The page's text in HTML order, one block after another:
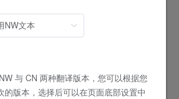
，使对手变为恶魔的爪牙。
与 CN 两种翻译版本，您可以根据您
的版本，选择后可以在页面底部设置中